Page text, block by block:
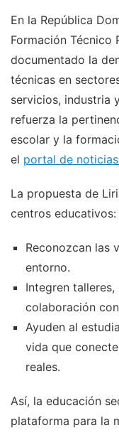
En la República
Formación Técnico
documentado la
técnicas en
servicios, industria
refuerza la
escolar y la
el portal de noticias
La propuesta de
centros educativos:
Reconozcan las
entorno.
Integren
colaboración
Ayuden al
vida que
reales.
Así, la educación
plataforma para la